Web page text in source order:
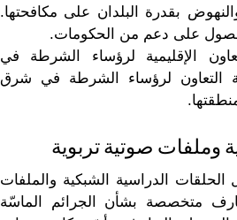
بقدرة البلدان على مكافحتها.
على دعم من الحكومات.
الإقليمية لرؤساء الشرطة في
التعاون لرؤساء الشرطة في شرق
وملفات صوتية تربوية
الحلقات الدراسية الشبكية والملفات
متخصصة بشأن الجرائم الماسّة